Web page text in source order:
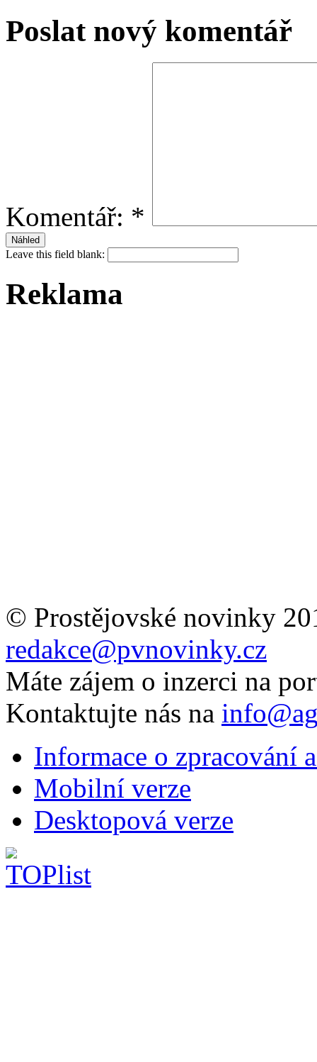
Poslat nový komentář
Komentář: *
Leave this field blank:
Reklama
© Prostějovské novinky
redakce@pvnovinky.cz
Máte zájem o inzerci na
Kontaktujte nás na
Informace o zpracování
Mobilní verze
Desktopová verze